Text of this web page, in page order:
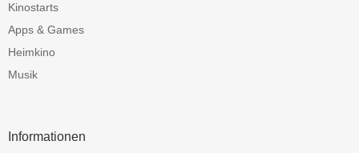
Kinostarts
Apps & Games
Heimkino
Musik
Informationen